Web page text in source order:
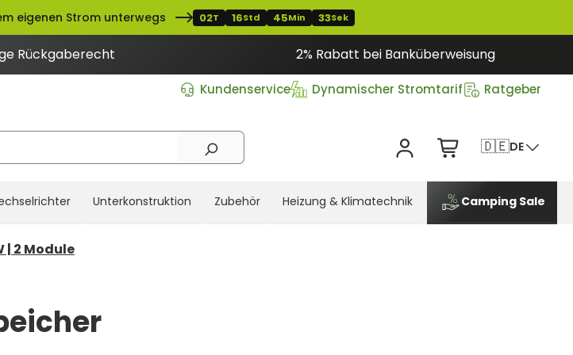
eigenen Strom unterwegs 02T 16Std 45Min 32Sek
Rückgaberecht 2% Rabatt bei Banküberweisung
Kundenservice Dynamischer Stromtarif Ratgeber
🇩🇪DE
Unterkonstruktion Zubehör Heizung & Klimatechnik Camping Sale
| 2 Module